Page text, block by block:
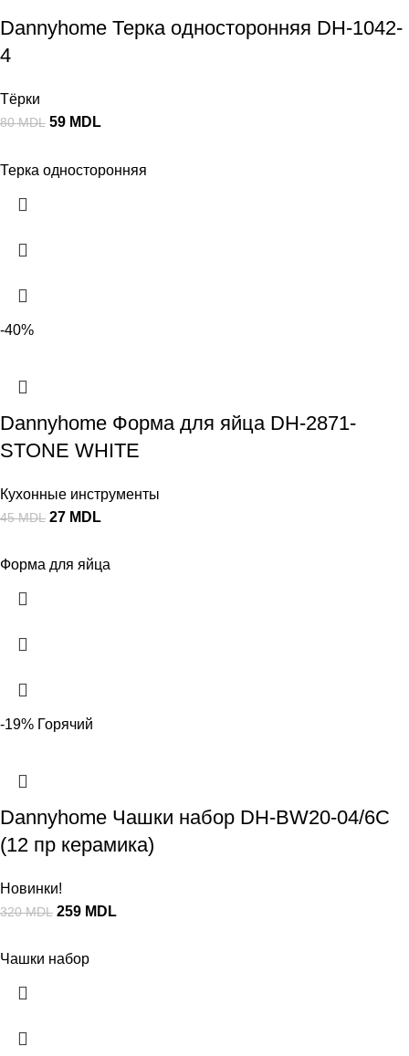
Dannyhome Терка односторонняя DH-1042-
4
Тёрки
80MDL 59 MDL
Терка односторонняя
-40%
Dannyhome Форма для яйца DH-2871-
STONE WHITE
Кухонные инструменты
45MDL 27 MDL
Форма для яйца
-19% Горячий
Dannyhome Чашки набор DH-BW20-04/6C
(12 пр керамика)
Новинки!
320MDL 259 MDL
Чашки набор